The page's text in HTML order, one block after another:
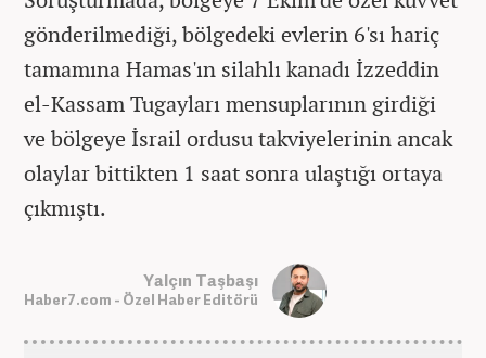
gönderilmediği, bölgedeki evlerin 6'sı hariç
tamamına Hamas'ın silahlı kanadı İzzeddin
el-Kassam Tugayları mensuplarının girdiği
ve bölgeye İsrail ordusu takviyelerinin ancak
olaylar bittikten 1 saat sonra ulaştığı ortaya
çıkmıştı.
Yalçın Taşbaşı
Haber7.com - Özel Haber Editörü